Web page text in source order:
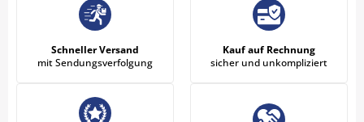
Schneller Versand
mit Sendungsverfolgung
Kauf auf Rechnung
sicher und unkompliziert